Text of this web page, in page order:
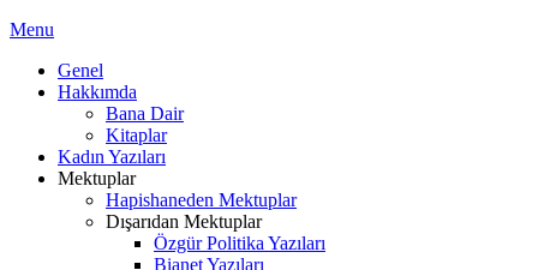
Menu
Genel
Hakkımda
Bana Dair
Kitaplar
Kadın Yazıları
Mektuplar
Hapishaneden Mektuplar
Dışarıdan Mektuplar
Özgür Politika Yazıları
Bianet Yazıları